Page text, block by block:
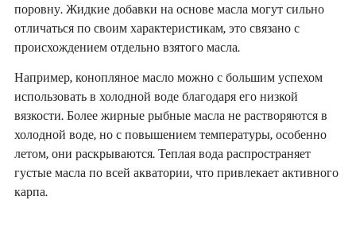
поровну. Жидкие добавки на основе масла могут сильно
отличаться по своим характеристикам, это связано с
происхождением отдельно взятого масла.
Например, конопляное масло можно с большим успехом
использовать в холодной воде благодаря его низкой
вязкости. Более жирные рыбные масла не растворяются в
холодной воде, но с повышением температуры, особенно
летом, они раскрываются. Теплая вода распространяет
густые масла по всей акватории, что привлекает активного
карпа.